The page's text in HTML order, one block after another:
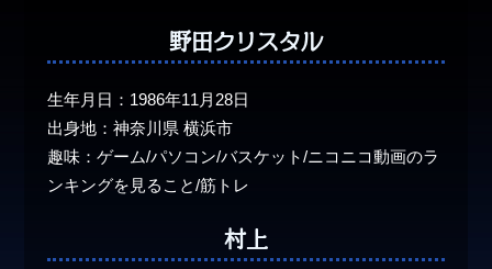
野田クリスタル
生年月日：1986年11月28日
出身地：神奈川県 横浜市
趣味：ゲーム/パソコン/バスケット/ニコニコ動画のラ
ンキングを見ること/筋トレ
村上